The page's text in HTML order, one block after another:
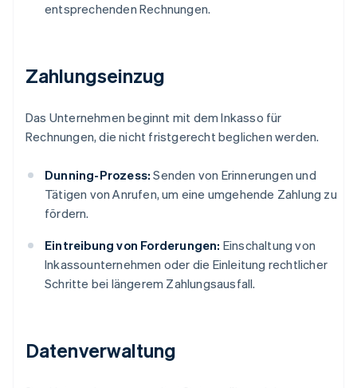
entsprechenden Rechnungen.
Zahlungseinzug
Das Unternehmen beginnt mit dem Inkasso für
Rechnungen, die nicht fristgerecht beglichen werden.
Dunning-Prozess: Senden von Erinnerungen und
Tätigen von Anrufen, um eine umgehende Zahlung zu
fördern.
Eintreibung von Forderungen: Einschaltung von
Inkassounternehmen oder die Einleitung rechtlicher
Schritte bei längerem Zahlungsausfall.
Datenverwaltung